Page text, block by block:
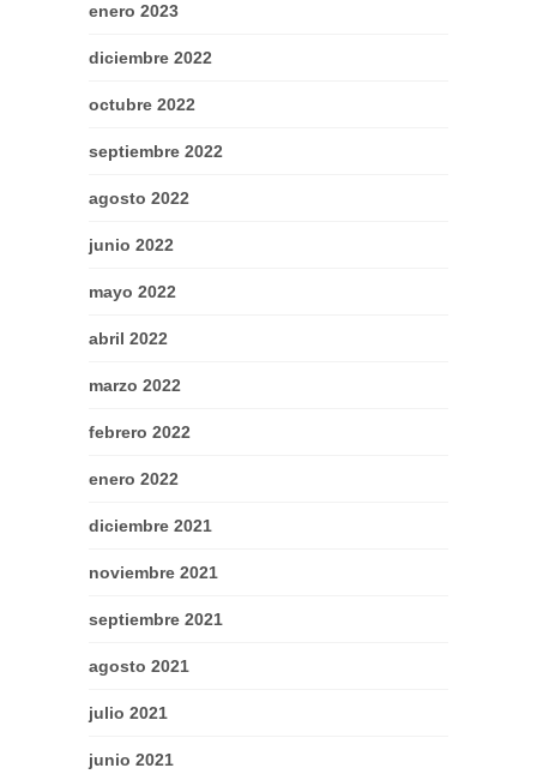
enero 2023
diciembre 2022
octubre 2022
septiembre 2022
agosto 2022
junio 2022
mayo 2022
abril 2022
marzo 2022
febrero 2022
enero 2022
diciembre 2021
noviembre 2021
septiembre 2021
agosto 2021
julio 2021
junio 2021